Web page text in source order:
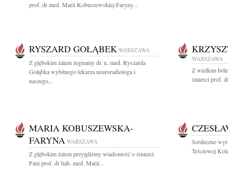
prof. dr med. Marii Kobuszewskiej-Faryny...
RYSZARD GOŁĄBEK WARSZAWA
Z głębokim żalem żegnamy dr. n. med. Ryszarda
Gołąbka wybitnego lekarza neuroradiologa i
naszego...
WARSZAWA
Z wielkim
śmierci prof.
MARIA KOBUSZEWSKA-
FARYNA WARSZAWA
Z głębokim żalem przyjęliśmy wiadomość o śmierci
Pani prof. dr hab. med. Marii...
Serdeczne
Teściowej